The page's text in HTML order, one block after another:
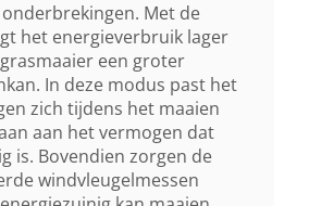
Met de
het energieverbruik lager
een groter
In deze modus past het
zich tijdens het maaien
aan het vermogen dat
is. Bovendien zorgen de
windvleugelmessen